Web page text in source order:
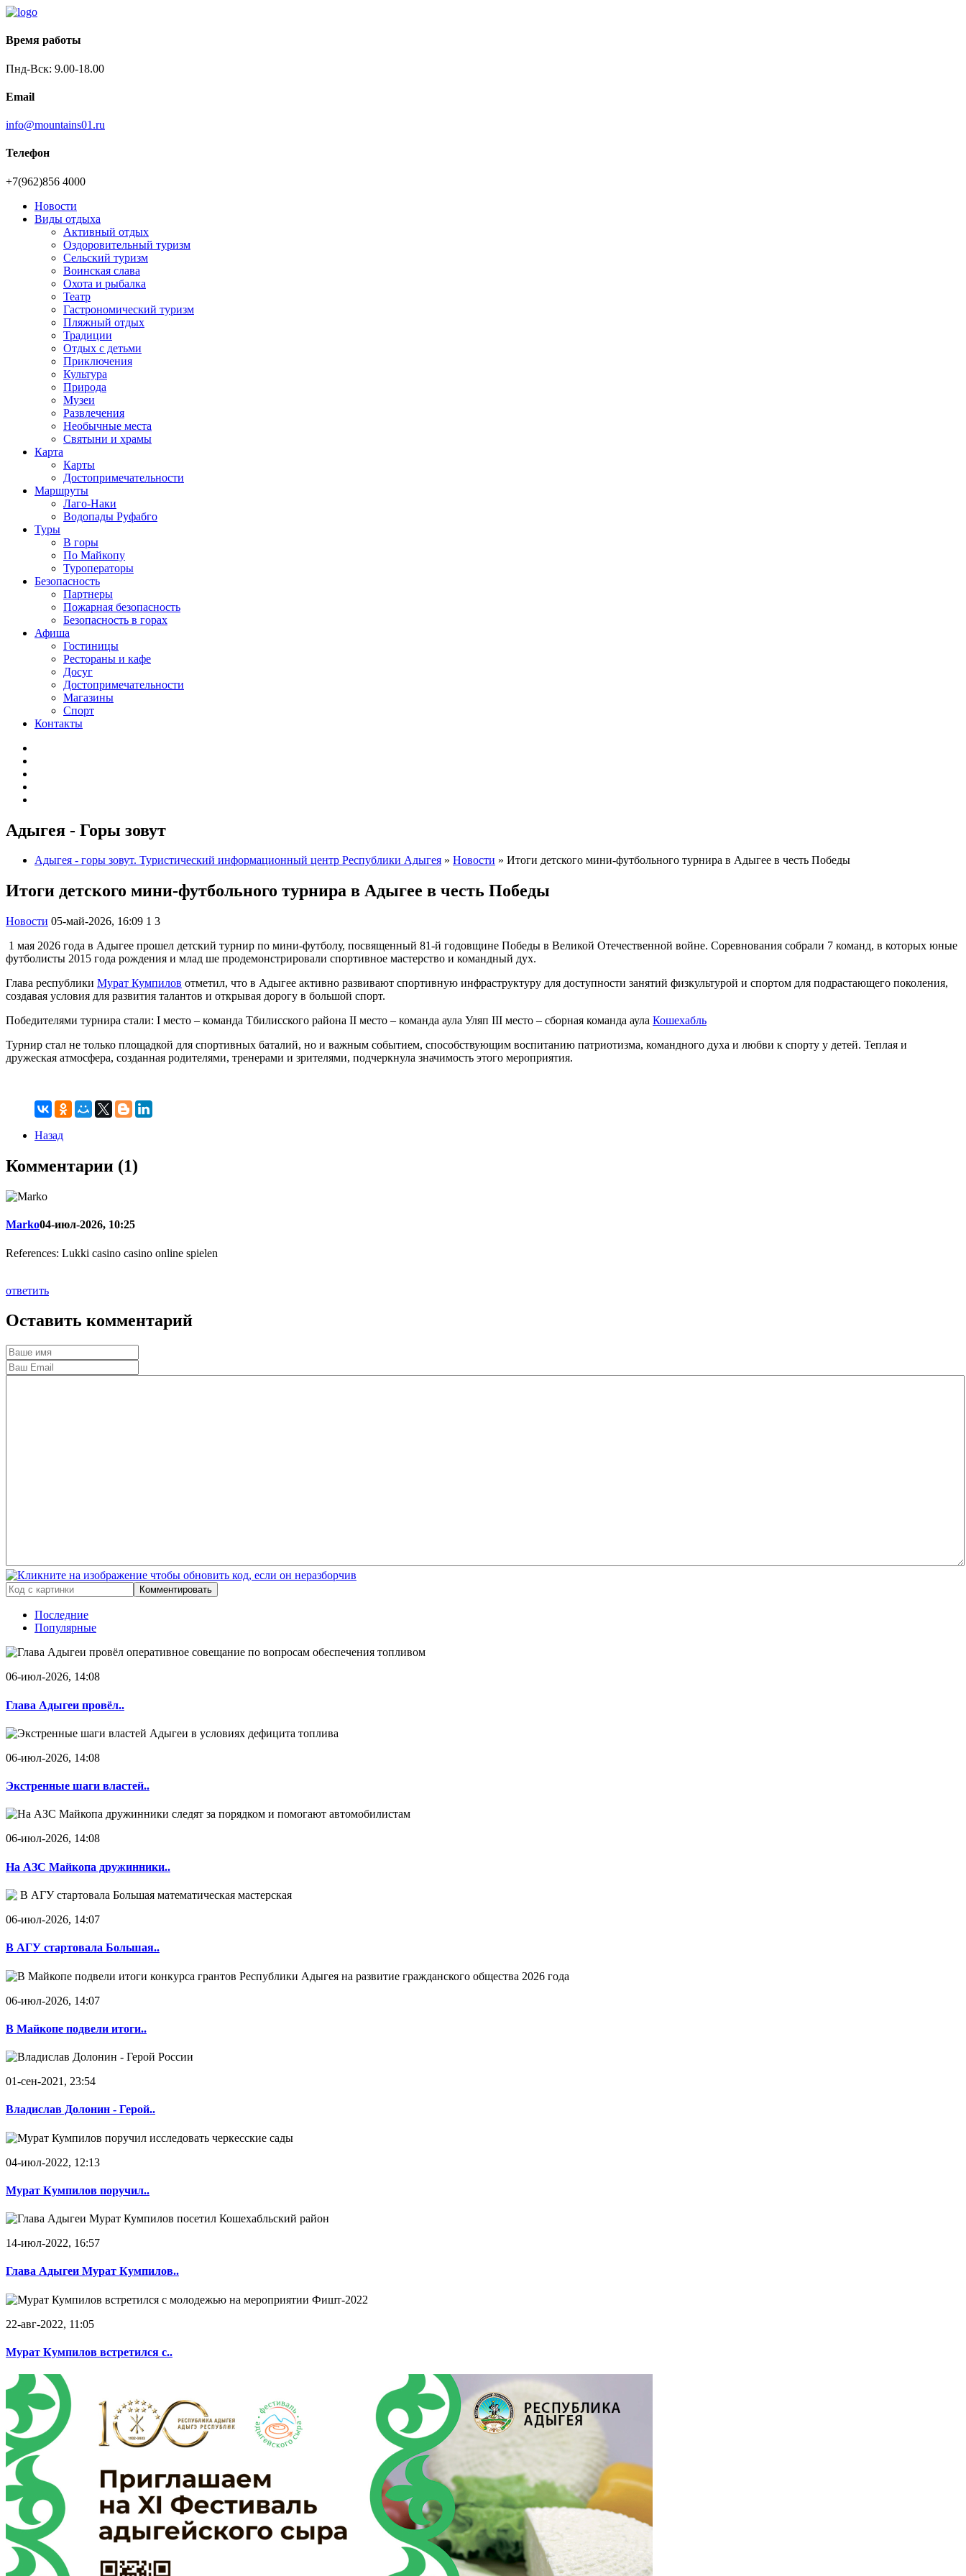
Время работы
Пнд-Вск: 9.00-18.00
Email
info@mountains01.ru
Телефон
+7(962)856 4000
Новости
Виды отдыха
Активный отдых
Оздоровительный туризм
Сельский туризм
Воинская слава
Охота и рыбалка
Театр
Гастрономический туризм
Пляжный отдых
Традиции
Отдых с детьми
Приключения
Культура
Природа
Музеи
Развлечения
Необычные места
Святыни и храмы
Карта
Карты
Достопримечательности
Маршруты
Лаго-Наки
Водопады Руфабго
Туры
В горы
По Майкопу
Туроператоры
Безопасность
Партнеры
Пожарная безопасность
Безопасность в горах
Афиша
Гостиницы
Рестораны и кафе
Досуг
Достопримечательности
Магазины
Спорт
Контакты
Адыгея - Горы зовут
Адыгея - горы зовут. Туристический информационный центр Республики Адыгея » Новости » Итоги детского мини-футбольного турнира в Адыгее в честь Победы
Итоги детского мини-футбольного турнира в Адыгее в честь Победы
Новости 05-май-2026, 16:09 1 3
1 мая 2026 года в Адыгее прошел детский турнир по мини-футболу, посвященный 81-й годовщине Победы в Великой Отечественной войне. Соревнования собрали 7 команд, в которых юные
футболисты 2015 года рождения и млад ше продемонстрировали спортивное мастерство и командный дух.
Глава республики Мурат Кумпилов отметил, что в Адыгее активно развивают спортивную инфраструктуру для доступности занятий физкультурой и спортом для подрастающего поколения,
создавая условия для развития талантов и открывая дорогу в большой спорт.
Победителями турнира стали: I место – команда Тбилисского района II место – команда аула Уляп III место – сборная команда аула Кошехабль
Турнир стал не только площадкой для спортивных баталий, но и важным событием, способствующим воспитанию патриотизма, командного духа и любви к спорту у детей. Теплая и
дружеская атмосфера, созданная родителями, тренерами и зрителями, подчеркнула значимость этого мероприятия.
Назад
Комментарии (1)
Marko04-июл-2026, 10:25
References: Lukki casino casino online spielen
ответить
Оставить комментарий
Комментировать
Последние
Популярные
06-июл-2026, 14:08
Глава Адыгеи провёл..
06-июл-2026, 14:08
Экстренные шаги властей..
06-июл-2026, 14:08
На АЗС Майкопа дружинники..
06-июл-2026, 14:07
В АГУ стартовала Большая..
06-июл-2026, 14:07
В Майкопе подвели итоги..
01-сен-2021, 23:54
Владислав Долонин - Герой..
04-июл-2022, 12:13
Мурат Кумпилов поручил..
14-июл-2022, 16:57
Глава Адыгеи Мурат Кумпилов..
22-авг-2022, 11:05
Мурат Кумпилов встретился с..